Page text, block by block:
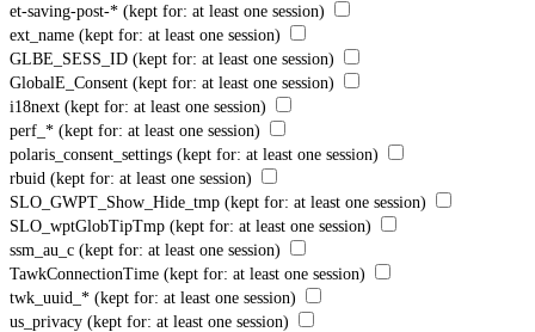
et-saving-post-* (kept for: at least one session)
ext_name (kept for: at least one session)
GLBE_SESS_ID (kept for: at least one session)
GlobalE_Consent (kept for: at least one session)
i18next (kept for: at least one session)
perf_* (kept for: at least one session)
polaris_consent_settings (kept for: at least one session)
rbuid (kept for: at least one session)
SLO_GWPT_Show_Hide_tmp (kept for: at least one session)
SLO_wptGlobTipTmp (kept for: at least one session)
ssm_au_c (kept for: at least one session)
TawkConnectionTime (kept for: at least one session)
twk_uuid_* (kept for: at least one session)
us_privacy (kept for: at least one session)